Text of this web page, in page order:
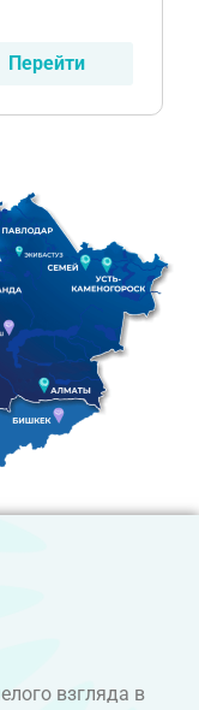
Перейти
взгляда в